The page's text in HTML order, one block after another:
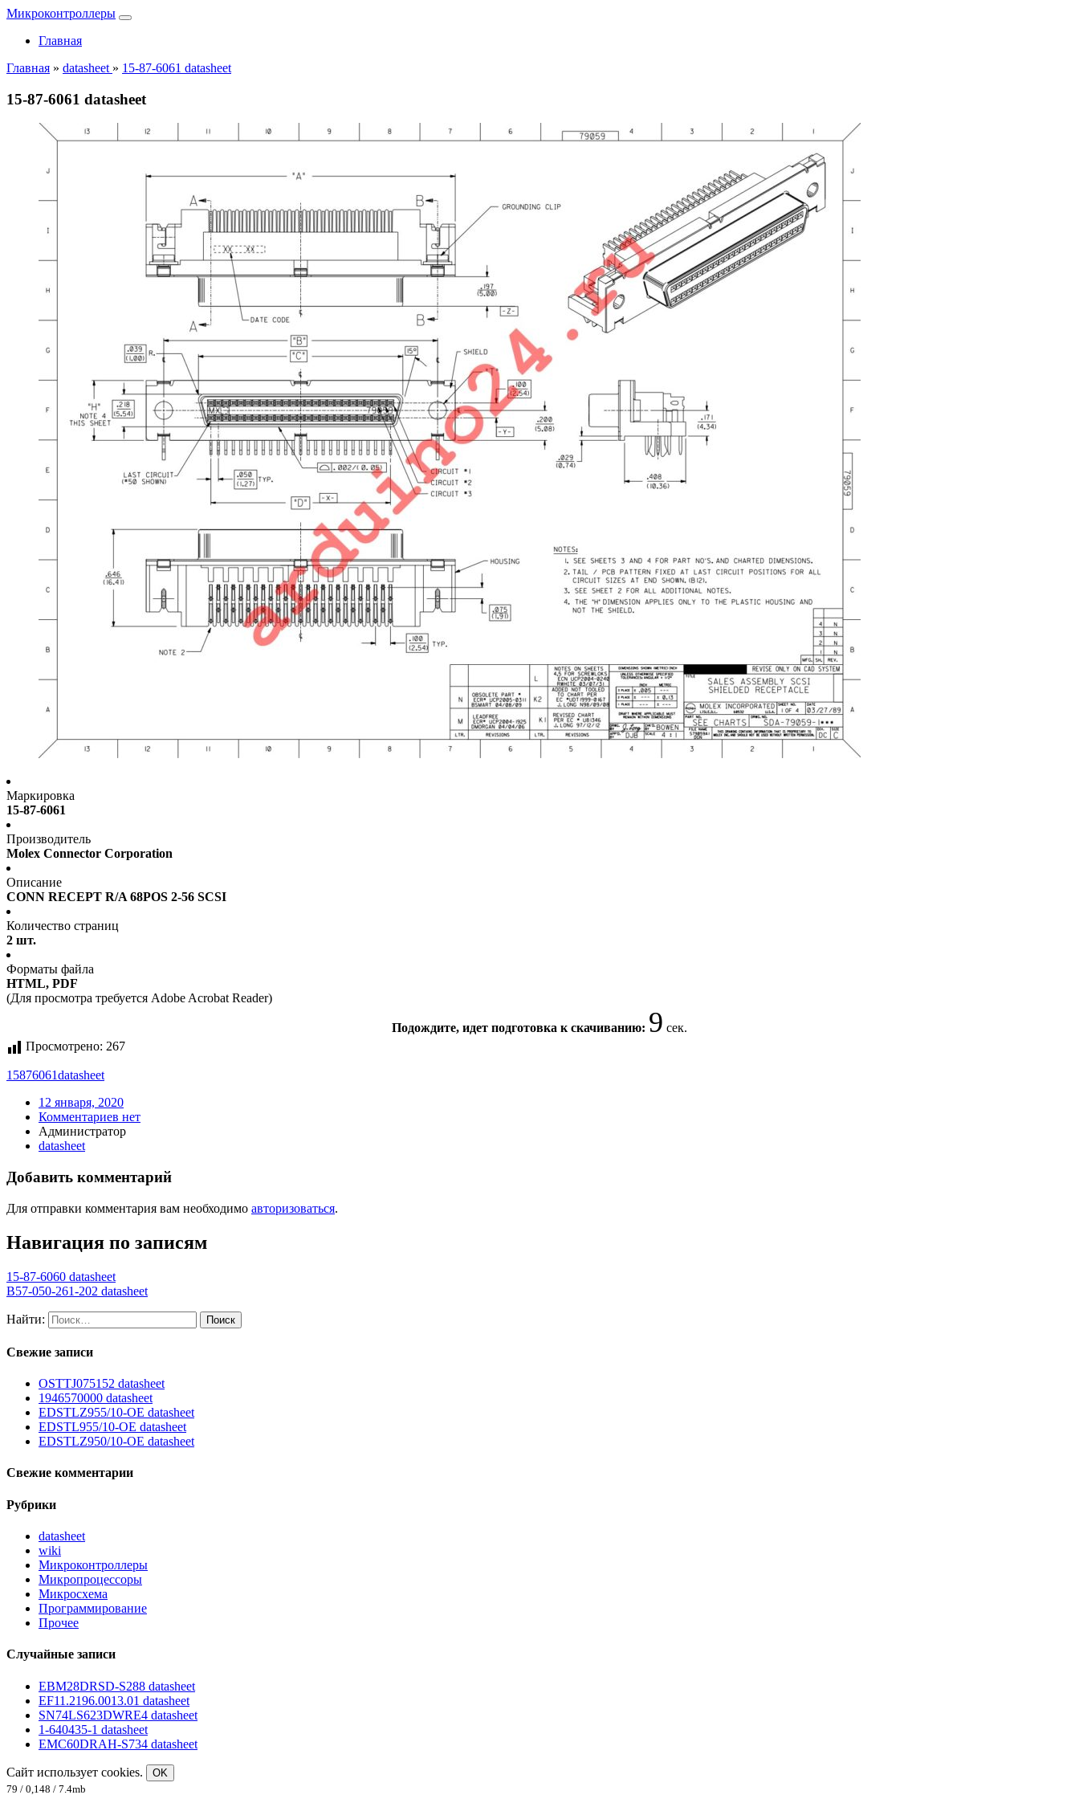
Микроконтроллеры
Главная
Главная » datasheet » 15-87-6061 datasheet
15-87-6061 datasheet
Маркировка
15-87-6061
Производитель
Molex Connector Corporation
Описание
CONN RECEPT R/A 68POS 2-56 SCSI
Количество страниц
2 шт.
Форматы файла
HTML, PDF
(Для просмотра требуется Adobe Acrobat Reader)
Подождите, идет подготовка к скачиванию: 8 сек.
Просмотрено: 267
15876061datasheet
12 января, 2020
Комментариев нет
Администратор
datasheet
Добавить комментарий
Для отправки комментария вам необходимо авторизоваться.
Навигация по записям
15-87-6060 datasheet
B57-050-261-202 datasheet
Найти:
Свежие записи
OSTTJ075152 datasheet
1946570000 datasheet
EDSTLZ955/10-OE datasheet
EDSTL955/10-OE datasheet
EDSTLZ950/10-OE datasheet
Свежие комментарии
Рубрики
datasheet
wiki
Микроконтроллеры
Микропроцессоры
Микросхема
Программирование
Прочее
Случайные записи
EBM28DRSD-S288 datasheet
EF11.2196.0013.01 datasheet
SN74LS623DWRE4 datasheet
1-640435-1 datasheet
EMC60DRAH-S734 datasheet
Сайт использует cookies.
OK
79 / 0,148 / 7.4mb